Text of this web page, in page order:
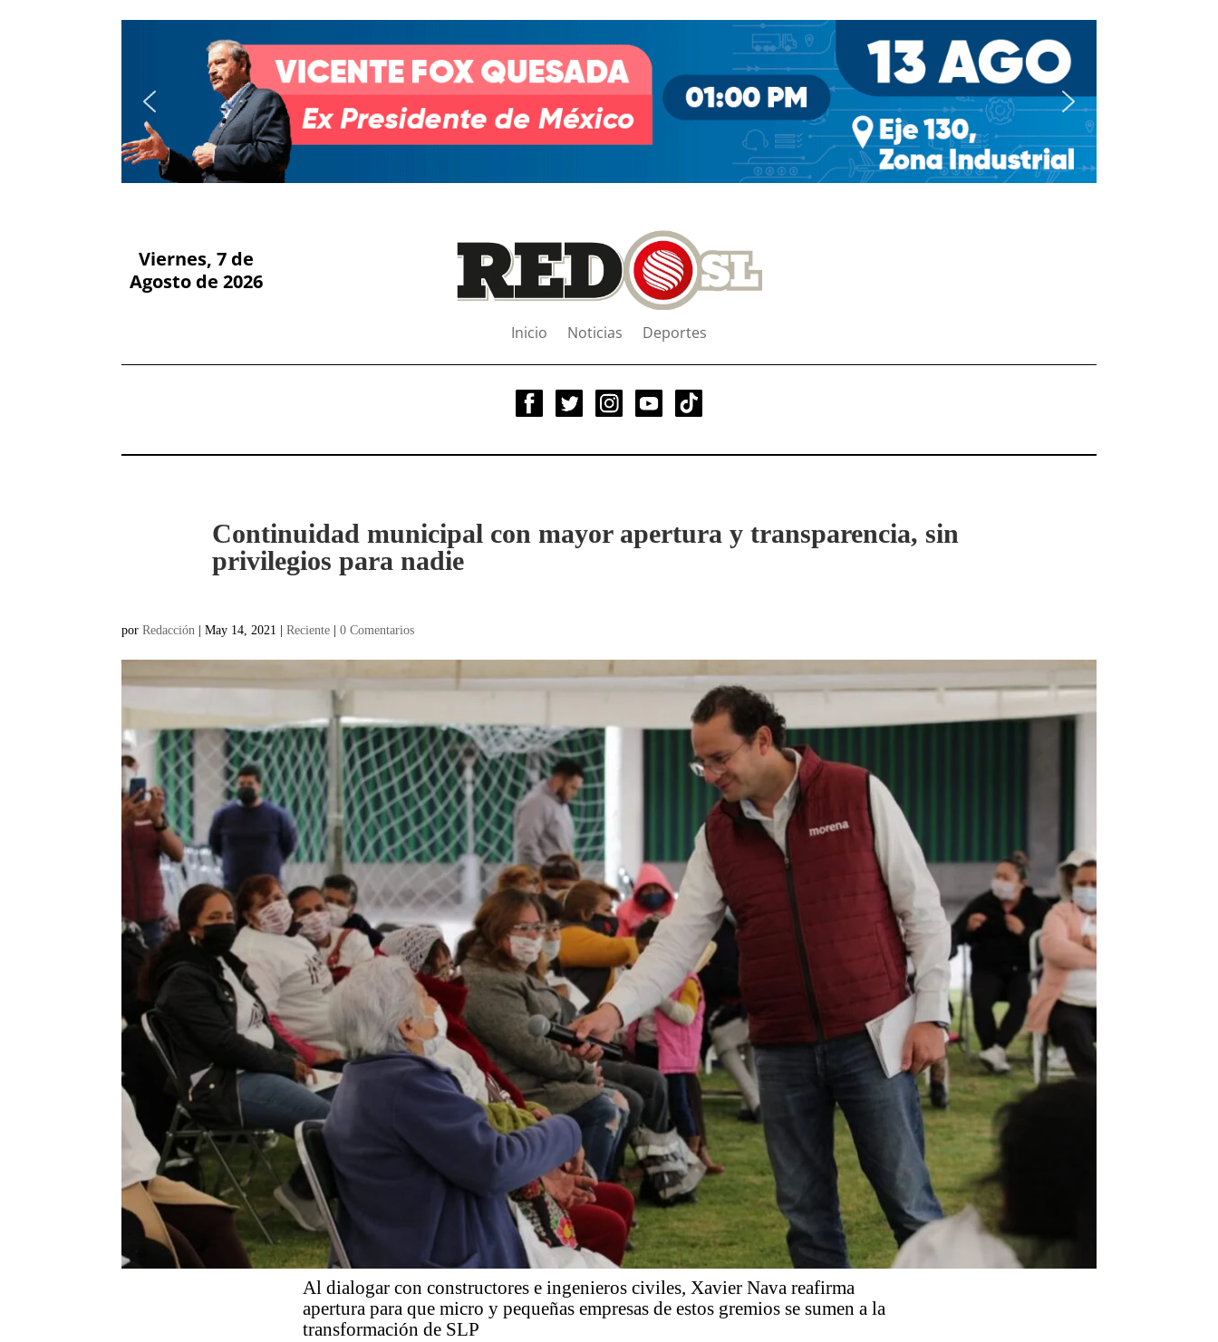
Viernes, 7 de
Agosto de 2026
Inicio Noticias Deportes
Continuidad municipal con mayor apertura y transparencia, sin
privilegios para nadie
porRedacción |May 14, 2021 |Reciente |0 Comentarios
Al dialogar con constructores e ingenieros civiles, Xavier Nava reafirma
apertura para que micro y pequeñas empresas de estos gremios se sumen a la
transformación de SLP